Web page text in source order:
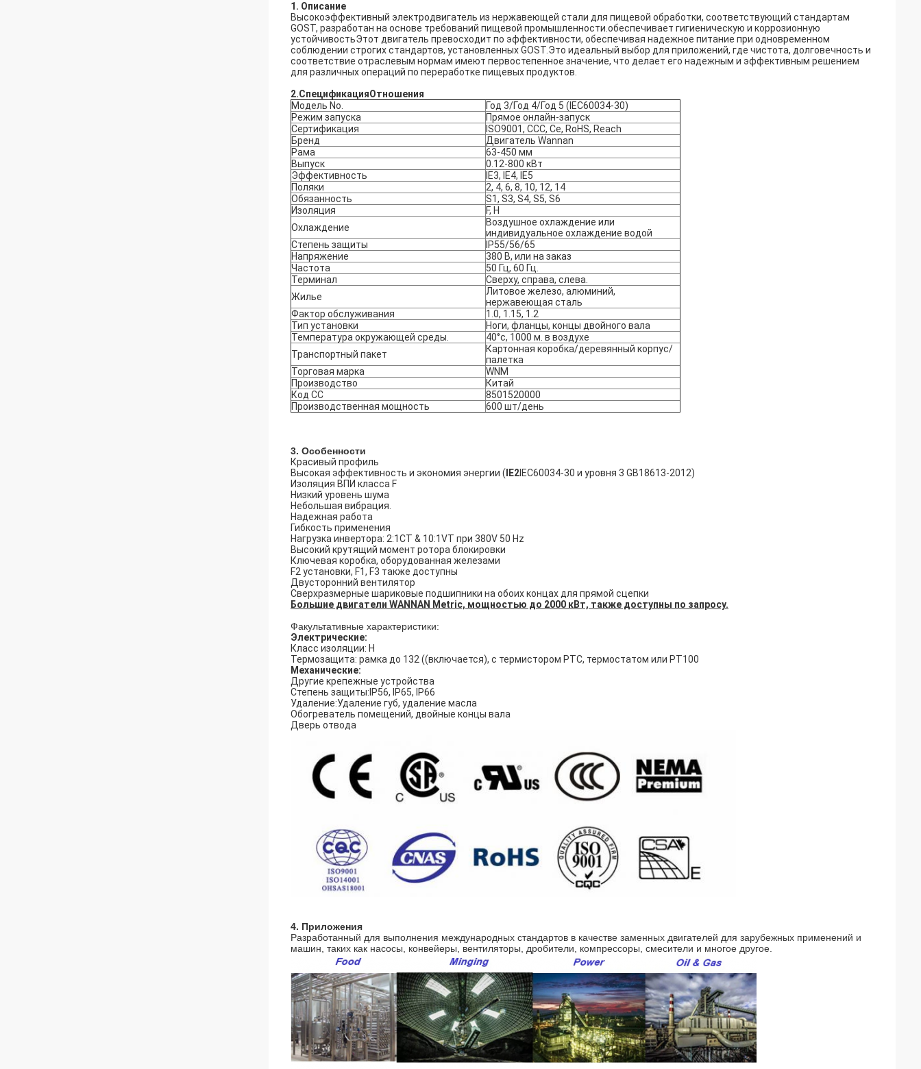
1. Описание
Высокоэффективный электродвигатель из нержавеющей стали для пищевой обработки, соответствующий стандартам
GOST, разработан на основе требований пищевой промышленности.обеспечивает гигиеническую и коррозионную
устойчивостьЭтот двигатель превосходит по эффективности, обеспечивая надежное питание при одновременном
соблюдении строгих стандартов, установленных GOST.Это идеальный выбор для приложений, где чистота, долговечность и
соответствие отраслевым нормам имеют первостепенное значение, что делает его надежным и эффективным решением
для различных операций по переработке пищевых продуктов.
2.СпецификацияОтношения
Модель No.
Год 3/Год 4/Год 5 (IEC60034-30)
Режим запуска
Прямое онлайн-запуск
Сертификация
ISO9001, CCC, Ce, RoHS, Reach
Бренд
Двигатель Wannan
Рама
63-450 мм
Выпуск
0.12-800 кВт
Эффективность
IE3, IE4, IE5
Поляки
2, 4, 6, 8, 10, 12, 14
Обязанность
S1, S3, S4, S5, S6
Изоляция
F, H
Охлаждение
Воздушное охлаждение или
индивидуальное охлаждение водой
Степень защиты
IP55/56/65
Напряжение
380 В, или на заказ
Частота
50 Гц, 60 Гц.
Терминал
Сверху, справа, слева.
Жилье
Литовое железо, алюминий,
нержавеющая сталь
Фактор обслуживания
1.0, 1.15, 1.2
Тип установки
Ноги, фланцы, концы двойного вала
Температура окружающей среды.
40°c, 1000 м. в воздухе
Транспортный пакет
Картонная коробка/деревянный корпус/
палетка
Торговая марка
WNM
Производство
Китай
Код СС
8501520000
Производственная мощность
600 шт/день
3. Особенности
Красивый профиль
Высокая эффективность и экономия энергии ( IE2 IEC60034-30 и уровня 3 GB18613-2012)
Изоляция ВПИ класса F
Низкий уровень шума
Небольшая вибрация.
Надежная работа
Гибкость применения
Нагрузка инвертора: 2:1CT & 10:1VT при 380V 50 Hz
Высокий крутящий момент ротора блокировки
Ключевая коробка, оборудованная железами
F2 установки, F1, F3 также доступны
Двусторонний вентилятор
Сверхразмерные шариковые подшипники на обоих концах для прямой сцепки
Большие двигатели WANNAN Metric, мощностью до 2000 кВт, также доступны по запросу.
Факультативные характеристики:
Электрические:
Класс изоляции: H
Термозащита: рамка до 132 ((включается), с термистором PTC, термостатом или PT100
Механические:
Другие крепежные устройства
Степень защиты:IP56, IP65, IP66
Удаление:Удаление губ, удаление масла
Обогреватель помещений, двойные концы вала
Дверь отвода
4. Приложения
Разработанный для выполнения международных стандартов в качестве заменных двигателей для зарубежных применений и
машин, таких как насосы, конвейеры, вентиляторы, дробители, компрессоры, смесители и многое другое.